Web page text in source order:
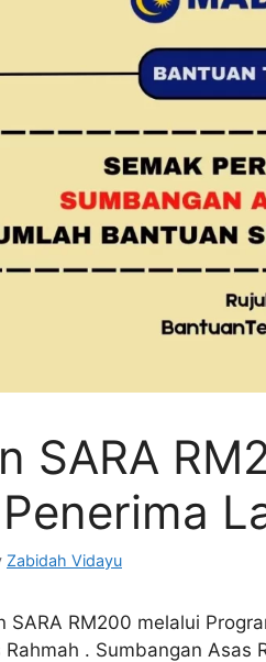
SARA
Zabidah Vidayu
SARA RM200 melalui
Rahmah . Sumbangan